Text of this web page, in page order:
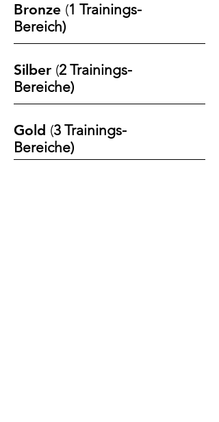
Bronze (1 Trainings-
Bereich)
Silber (2 Trainings-
Bereiche)
Gold (3 Trainings-
Bereiche)